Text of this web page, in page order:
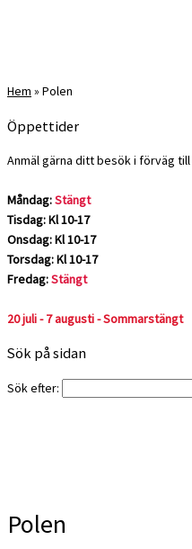
Hem » Polen
Öppettider
Anmäl gärna ditt besök i förväg till
Måndag:Stängt
Tisdag: Kl 10-17
Onsdag: Kl 10-17
Torsdag: Kl 10-17
Fredag:Stängt
20 juli - 7 augusti - Sommarstängt
Sök på sidan
Sök efter:
Polen